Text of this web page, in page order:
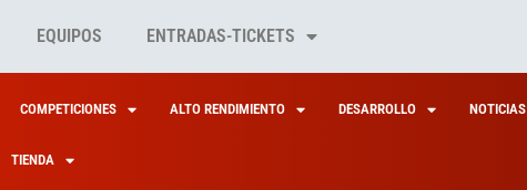
EQUIPOS ENTRADAS-TICKETS
COMPETICIONES ALTO RENDIMIENTO DESARROLLO NOTICIAS
TIENDA